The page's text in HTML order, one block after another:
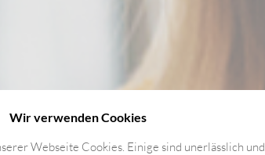
Wir verwenden Cookies
Webseite Cookies. Einige sind unerlässlich und